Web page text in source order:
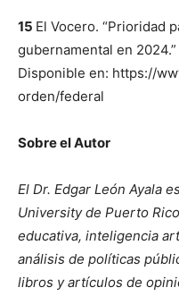
15 El Vocero. “Prioridad
gubernamental en
Disponible en: https://
orden/federal
Sobre el Autor
El Dr. Edgar León Ayala
University de Puerto
educativa, inteligencia
análisis de políticas
libros y artículos de